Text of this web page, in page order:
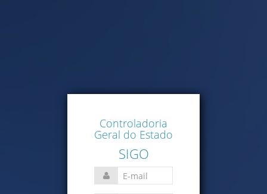
Controladoria
Geral do Estado
SIGO